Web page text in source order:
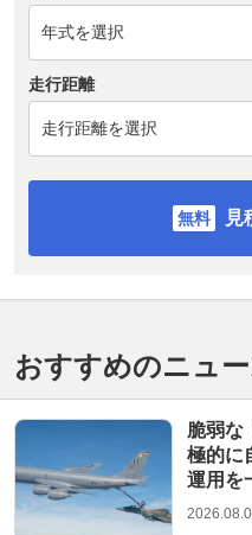
走行距離
見
おすすめのニュ
脆弱な
極的に
運用を